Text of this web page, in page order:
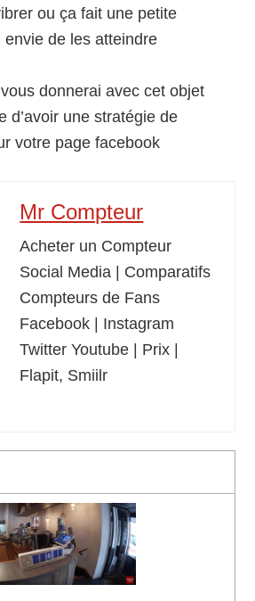
ou ça fait une petite
envie de les atteindre
donnerai avec cet objet
d’avoir une stratégie de
votre page facebook
Mr Compteur
Acheter un Compteur
Social Media | Comparatifs
Compteurs de Fans
Facebook | Instagram
Twitter Youtube | Prix |
Flapit, Smiilr